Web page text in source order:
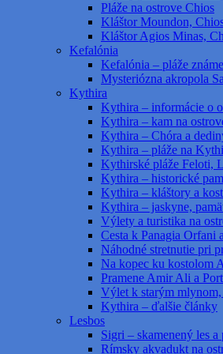
Pláže na ostrove Chios
Kláštor Moundon,
Kláštor Agios Minas,
Kefalónia
Kefalónia – pláže
Mysteriózna akropola
Kythira
Kythira – informácie o
Kythira – kam na
Kythira – Chóra a
Kythira – pláže na
Kythirské pláže Feloti,
Kythira – historické
Kythira – kláštory a
Kythira – jaskyne,
Výlety a turistika na
Cesta k Panagia Orfani
Náhodné stretnutie pri
Na kopec ku kostolom
Pramene Amir Ali a
Výlet k starým
Kythira – ďalšie články
Lesbos
Sigri – skamenený les
Rímsky akvadukt na